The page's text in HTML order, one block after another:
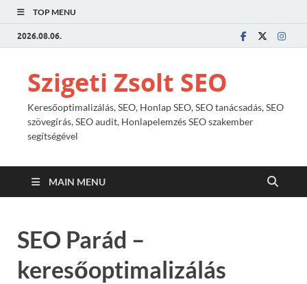
TOP MENU
2026.08.06.
Szigeti Zsolt SEO
Keresőoptimalizálás, SEO, Honlap SEO, SEO tanácsadás, SEO
szövegírás, SEO audit, Honlapelemzés SEO szakember
segítségével
MAIN MENU
SEO Parád –
keresőoptimalizálás